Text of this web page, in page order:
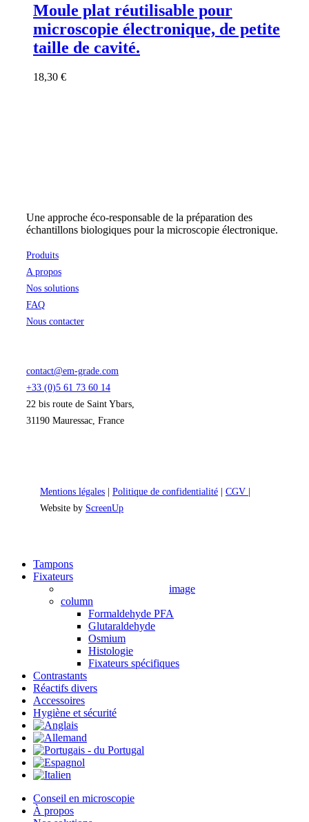
Moule plat réutilisable pour
microscopie électronique, de petite
taille de cavité.
18,30 €
Une approche éco-responsable de la préparation des
échantillons biologiques pour la microscopie électronique.
Produits
A propos
Nos solutions
FAQ
Nous contacter
contact@em-grade.com
+33 (0)5 61 73 60 14
22 bis route de Saint Ybars,
31190 Mauressac, France
Mentions légales Politique de confidentialité CGV
Website by ScreenUp
Close
Menu
Tampons
Fixateurs
image
column
Formaldehyde PFA
Glutaraldehyde
Osmium
Histologie
Fixateurs spécifiques
Contrastants
Réactifs divers
Accessoires
Hygiène et sécurité
Conseil en microscopie
À propos